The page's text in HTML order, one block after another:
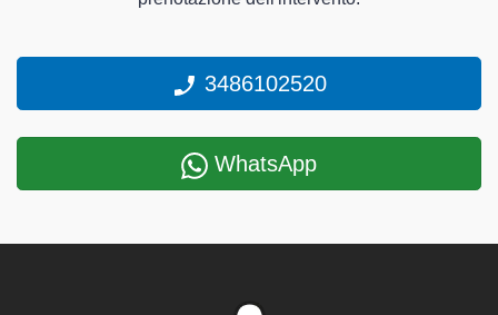
3486102520
WhatsApp